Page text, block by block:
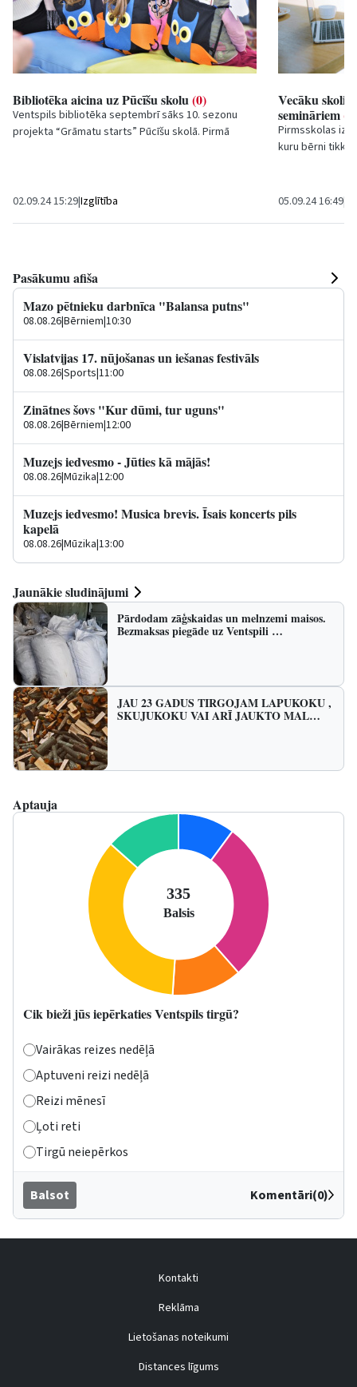
Bibliotēka aicina uz Pūcīšu skolu(0)
Ventspils bibliotēka septembrī sāks 10. sezonu
projekta “Grāmatu starts” Pūcīšu skolā. Pirmā
02.09.24 15:29|Izglītība
Vecāku
semināriem(0)
Pirmsskolas
kuru bērni tikko
05.09.24 16:49|
Pasākumu afiša
Mazo pētnieku darbnīca "Balansa putns"
08.08.26|Bērniem|10:30
Vislatvijas 17. nūjošanas un iešanas festivāls
08.08.26|Sports|11:00
Zinātnes šovs "Kur dūmi, tur uguns"
08.08.26|Bērniem|12:00
Muzejs iedvesmo - Jūties kā mājās!
08.08.26|Mūzika|12:00
Muzejs iedvesmo! Musica brevis. Īsais koncerts pils
kapelā
08.08.26|Mūzika|13:00
Jaunākie sludinājumi
Pārdodam zāģskaidas un melnzemi maisos.
Bezmaksas piegāde uz Ventspili …
JAU 23 GADUS TIRGOJAM LAPUKOKU ,
SKUJUKOKU VAI ARĪ JAUKTO MAL…
Aptauja
Cik bieži jūs iepērkaties Ventspils tirgū?
Vairākas reizes nedēļā
Aptuveni reizi nedēļā
Reizi mēnesī
Ļoti reti
Tirgū neiepērkos
Balsot Komentāri(0)
Kontakti
Reklāma
Lietošanas noteikumi
Distances līgums